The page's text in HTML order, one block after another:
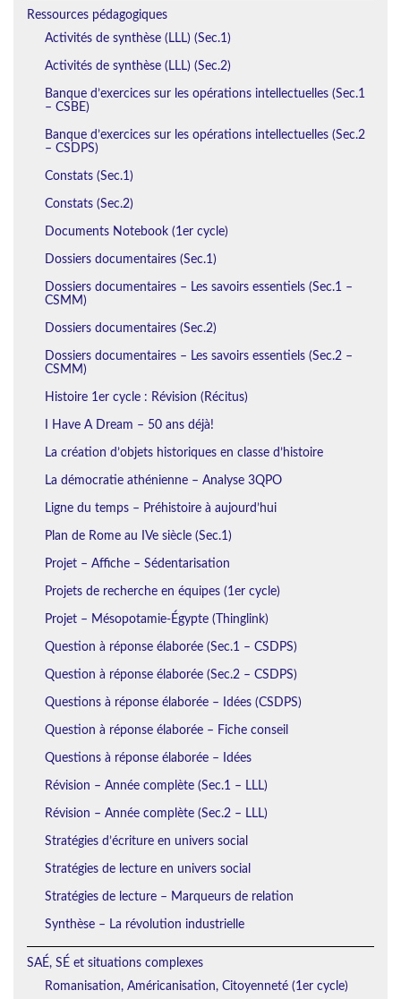
Ressources pédagogiques
Activités de synthèse (LLL) (Sec.1)
Activités de synthèse (LLL) (Sec.2)
Banque d’exercices sur les opérations intellectuelles (Sec.1
– CSBE)
Banque d’exercices sur les opérations intellectuelles (Sec.2
– CSDPS)
Constats (Sec.1)
Constats (Sec.2)
Documents Notebook (1er cycle)
Dossiers documentaires (Sec.1)
Dossiers documentaires – Les savoirs essentiels (Sec.1 –
CSMM)
Dossiers documentaires (Sec.2)
Dossiers documentaires – Les savoirs essentiels (Sec.2 –
CSMM)
Histoire 1er cycle : Révision (Récitus)
I Have A Dream – 50 ans déjà!
La création d’objets historiques en classe d’histoire
La démocratie athénienne – Analyse 3QPO
Ligne du temps – Préhistoire à aujourd’hui
Plan de Rome au IVe siècle (Sec.1)
Projet – Affiche – Sédentarisation
Projets de recherche en équipes (1er cycle)
Projet – Mésopotamie-Égypte (Thinglink)
Question à réponse élaborée (Sec.1 – CSDPS)
Question à réponse élaborée (Sec.2 – CSDPS)
Questions à réponse élaborée – Idées (CSDPS)
Question à réponse élaborée – Fiche conseil
Questions à réponse élaborée – Idées
Révision – Année complète (Sec.1 – LLL)
Révision – Année complète (Sec.2 – LLL)
Stratégies d’écriture en univers social
Stratégies de lecture en univers social
Stratégies de lecture – Marqueurs de relation
Synthèse – La révolution industrielle
SAÉ, SÉ et situations complexes
Romanisation, Américanisation, Citoyenneté (1er cycle)